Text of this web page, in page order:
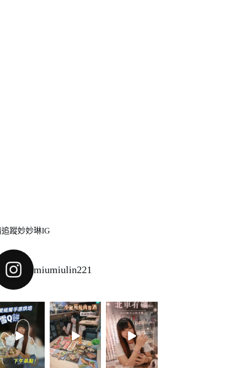
追蹤妙妙琳IG
miumiulin221